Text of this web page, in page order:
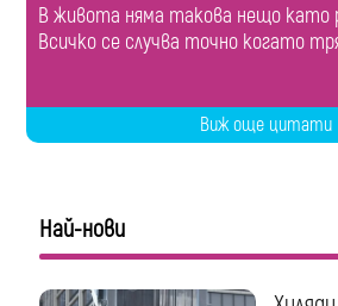
В живота няма такова нещо като
Всичко се случва точно когато
Виж още цитати
Най-нови